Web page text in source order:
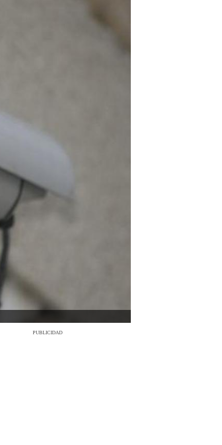
PUBLICIDAD